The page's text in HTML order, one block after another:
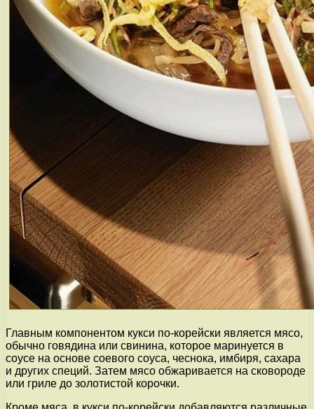
Главным компонентом кукси по-корейски является мясо,
обычно говядина или свинина, которое маринуется в
соусе на основе соевого соуса, чеснока, имбиря, сахара
и других специй. Затем мясо обжаривается на сковороде
или гриле до золотистой корочки.